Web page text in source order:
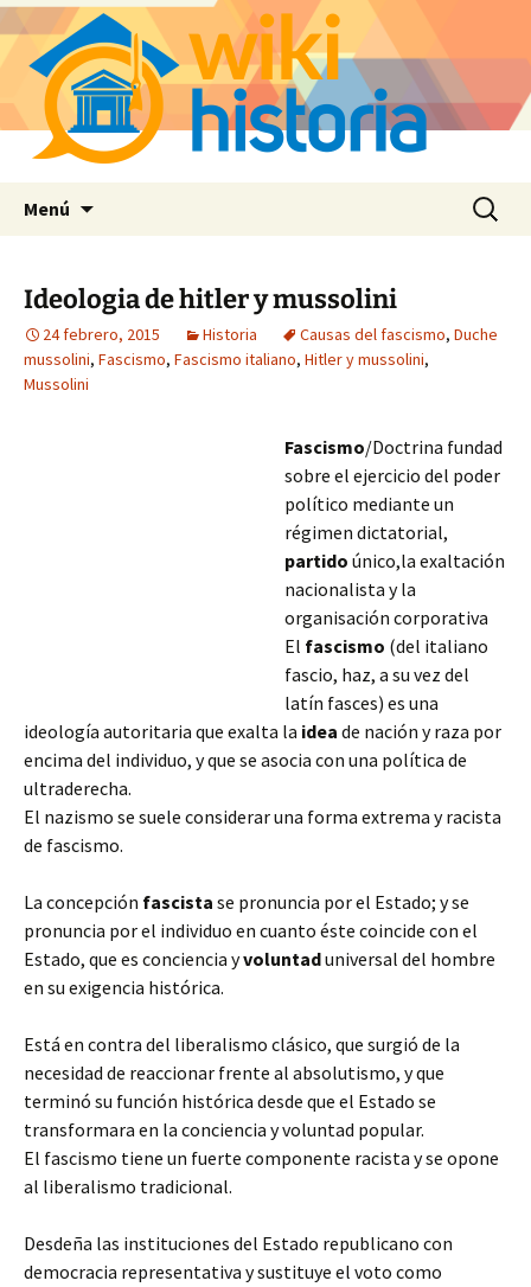
Menú Buscar:
Ideologia de hitler y mussolini
24 febrero, 2015 Historia Causas del fascismo, Duche
mussolini, Fascismo, Fascismo italiano, Hitler y mussolini,
Mussolini
Fascismo/Doctrina fundad
sobre el ejercicio del poder
político mediante un
régimen dictatorial,
partido único,la exaltación
nacionalista y la
organisación corporativa
El fascismo (del italiano
fascio, haz, a su vez del
latín fasces) es una
ideología autoritaria que exalta la idea de nación y raza por
encima del individuo, y que se asocia con una política de
ultraderecha.
El nazismo se suele considerar una forma extrema y racista
de fascismo.
La concepción fascista se pronuncia por el Estado; y se
pronuncia por el individuo en cuanto éste coincide con el
Estado, que es conciencia yvoluntaduniversal del hombre
en su exigencia histórica.
Está en contra del liberalismo clásico, que surgió de la
necesidad de reaccionar frente al absolutismo, y que
terminó su función histórica desde que el Estado se
transformara en la conciencia y voluntad popular.
El fascismo tiene un fuerte componente racista y se opone
al liberalismo tradicional.
Desdeña las instituciones del Estado republicano con
democracia representativa y sustituye el voto como